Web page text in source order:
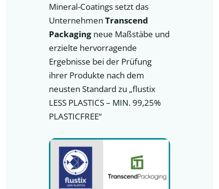
Mineral-Coatings setzt das
Unternehmen Transcend
Packagingneue Maßstäbe und
erzielte hervorragende
Ergebnisse bei der Prüfung
ihrer Produkte nach dem
neusten Standard zu „flustix
LESS PLASTICS – MIN. 99,25%
PLASTICFREE“